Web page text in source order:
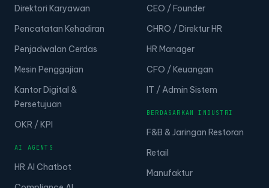
Direktori Karyawan
Pencatatan Kehadiran
Penjadwalan Cerdas
Mesin Penggajian
Kantor Digital &
Persetujuan
OKR / KPI
AI AGENTS
HR AI Chatbot
CEO / Founder
CHRO / Direktur HR
HR Manager
CFO / Keuangan
IT / Admin Sistem
BERDASARKAN INDUSTRI
F&B & Jaringan Restoran
Retail
Manufaktur